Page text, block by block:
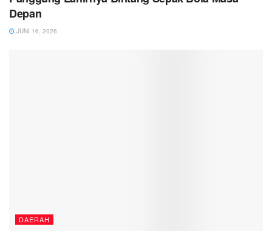
Depan
JUNI 16, 2026
DAERAH